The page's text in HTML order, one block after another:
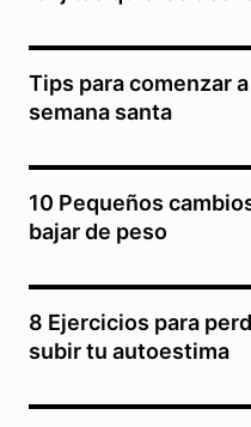
Tips para comenzar
semana santa
10 Pequeños
bajar de peso
8 Ejercicios para
subir tu autoestima